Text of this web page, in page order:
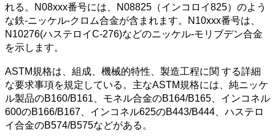
れる。N08xxx番号には、N08825（インコロイ825）のよう
な鉄-ニッケル-クロム合金が含まれます。N10xxx番号は、
N10276(ハステロイC-276)などのニッケル-モリブデン合金
を示します。
ASTM規格は、組成、機械的特性、製造工程に関 する詳細
な要求事項を規定している。主なASTM規格には、純ニッケ
ル製品のB160/B161、モネル合金のB164/B165、インコネル
600のB166/B167、インコネル625のB443/B444、ハステロ
イ合金のB574/B575などがある。